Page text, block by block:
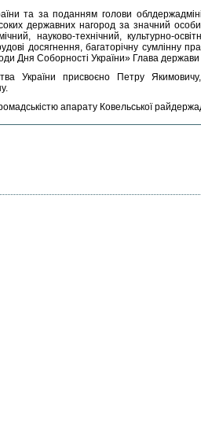
та за поданням голови
державних нагород за значний
науково-технічний, культурно-
досягнення, багаторічну сумлінну
Дня Соборності України» Глава держави
України присвоєно Петру
апарату Ковельської